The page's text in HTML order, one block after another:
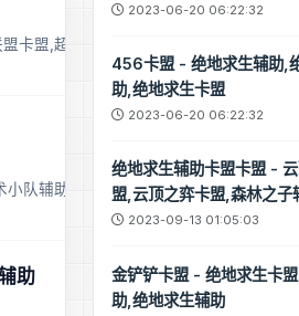
卡盟,超激斗梦境辅助
队辅助
助
2023-06-20 06:22:32
456卡盟 - 绝地求生辅助,
助,绝地求生卡盟
2023-06-20 06:22:32
绝地求生辅助卡盟卡盟 -
盟,云顶之弈卡盟,森林之子
2023-09-13 01:05:03
金铲铲卡盟 - 绝地求生卡
助,绝地求生辅助